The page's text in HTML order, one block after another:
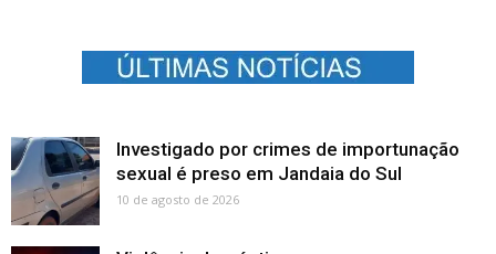
Investigado por crimes de importunação
sexual é preso em Jandaia do Sul
10 de agosto de 2026